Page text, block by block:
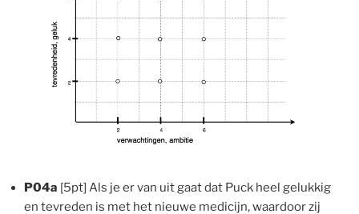
P04a [5pt] Als je er van uit gaat dat Puck heel gelukkig
en tevreden is met het nieuwe medicijn, waardoor zij